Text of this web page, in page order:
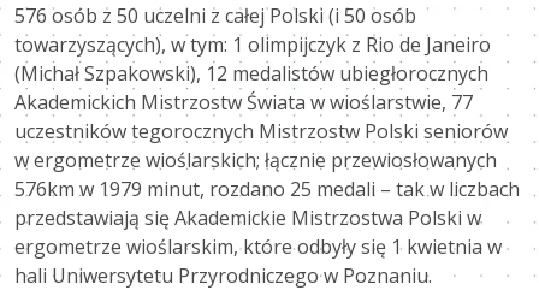
576 osób z 50 uczelni z całej Polski (i 50 osób
towarzyszących), w tym: 1 olimpijczyk z Rio de Janeiro
(Michał Szpakowski), 12 medalistów ubiegłorocznych
Akademickich Mistrzostw Świata w wioślarstwie, 77
uczestników tegorocznych Mistrzostw Polski seniorów
w ergometrze wioślarskich; łącznie przewiosłowanych
576km w 1979 minut, rozdano 25 medali – tak w liczbach
przedstawiają się Akademickie Mistrzostwa Polski w
ergometrze wioślarskim, które odbyły się 1 kwietnia w
hali Uniwersytetu Przyrodniczego w Poznaniu.